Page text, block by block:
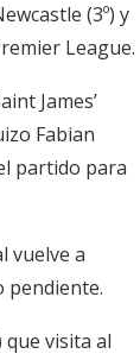
(3º) y
League.
James’
Fabian
partido para
vuelve a
pendiente.
visita al